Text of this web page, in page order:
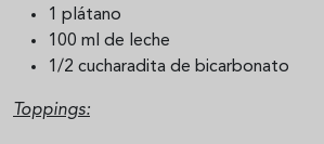
1 plátano
100 ml de leche
1/2 cucharadita de bicarbonato
Toppings: